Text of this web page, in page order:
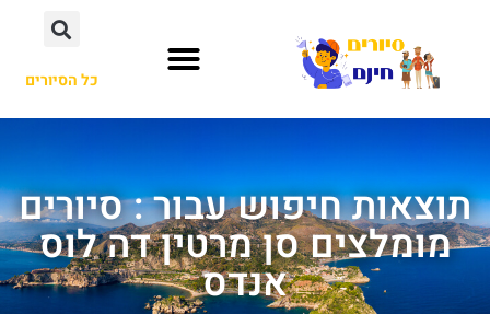
כל הסיורים
תוצאות חיפוש עבור : סיורים
מומלצים סן מרטין דה לוס
אנדס